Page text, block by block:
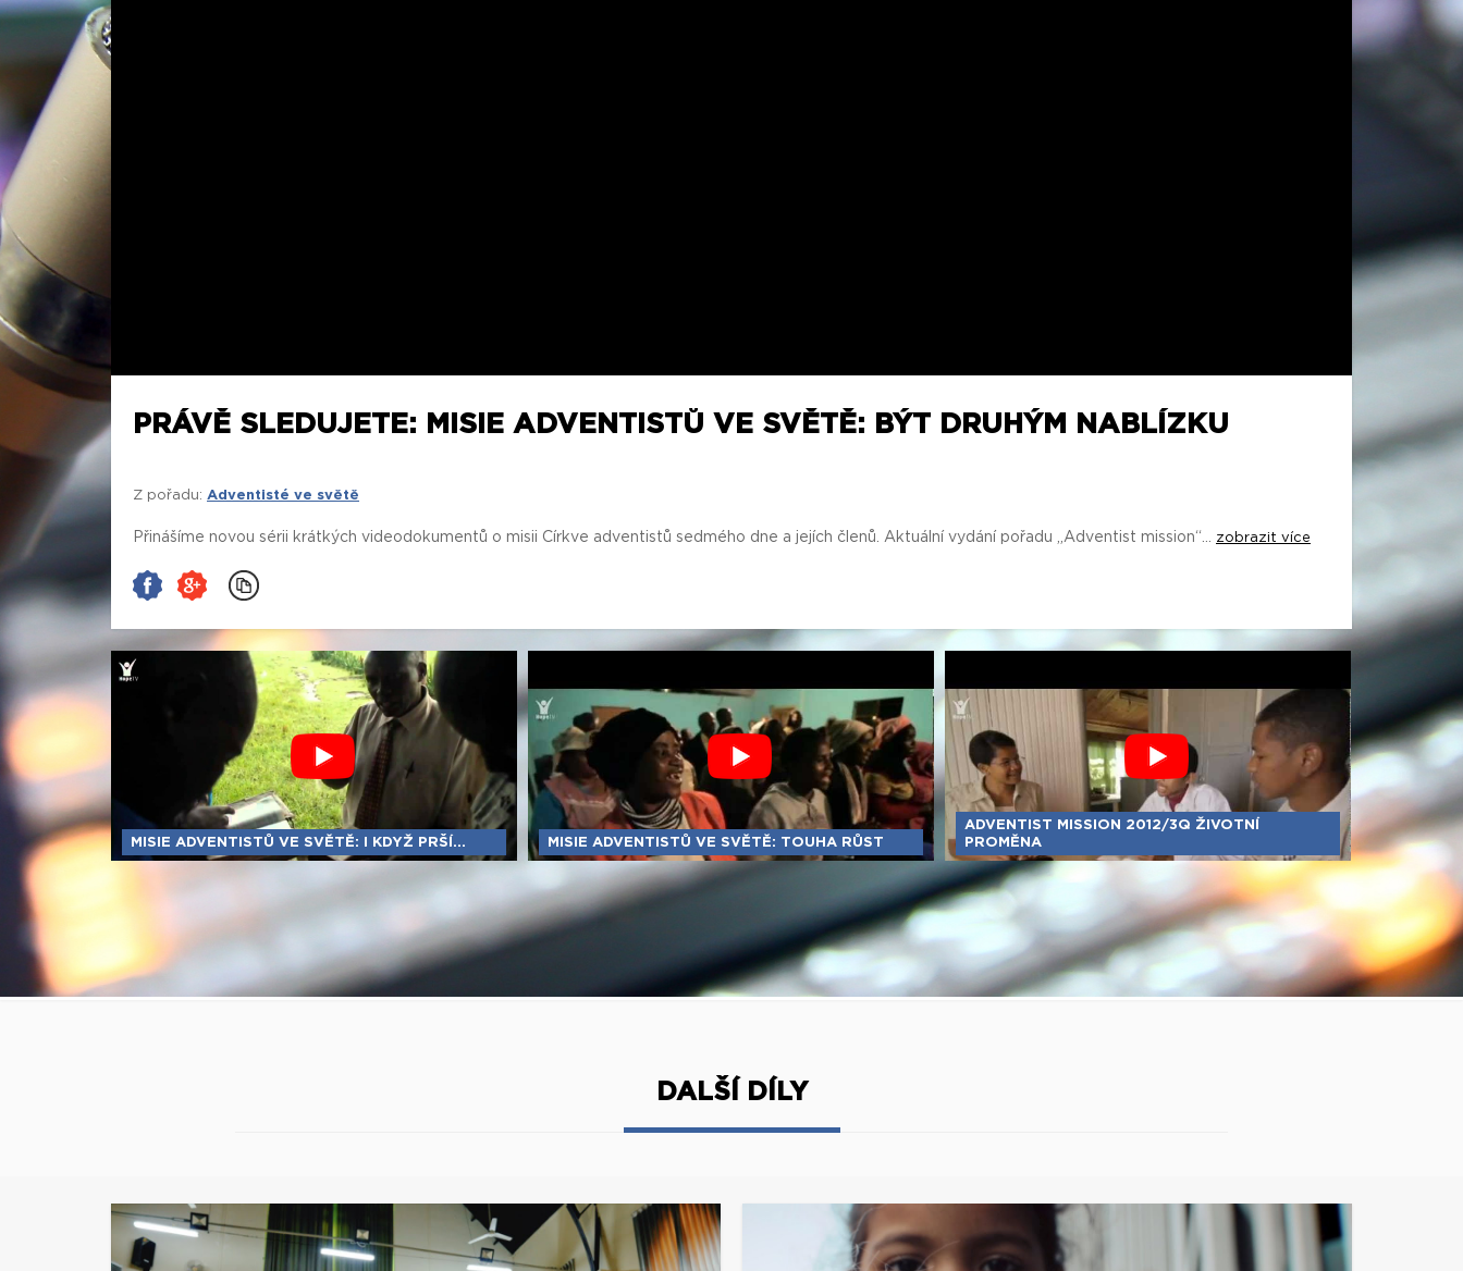
PRÁVĚ SLEDUJETE: MISIE ADVENTISTŮ VE SVĚTĚ: BÝT DRUHÝM NABLÍZKU
Z pořadu: Adventisté ve světě
Přinášíme novou sérii krátkých videodokumentů o misii Církve adventistů sedmého dne a jejích členů. Aktuální vydání pořadu „Adventist mission“... zobrazit více
MISIE ADVENTISTŮ VE SVĚTĚ: I KDYŽ PRŠÍ... MISIE ADVENTISTŮ VE SVĚTĚ: TOUHA RŮST
ADVENTIST MISSION 2012/3Q ŽIVOTNÍ
PROMĚNA
DALŠÍ DÍLY